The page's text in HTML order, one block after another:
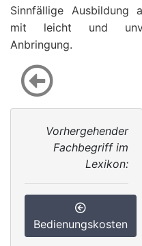
Sinnfällige Ausbildung
mit leicht und
Anbringung.
Vorhergehender
Fachbegriff im
Lexikon:
Bedienungskosten